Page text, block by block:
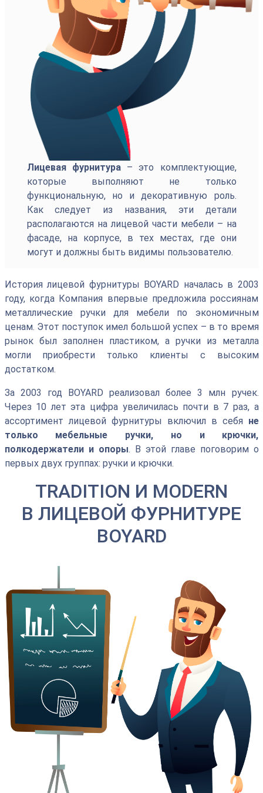
Лицевая фурнитура– это комплектующие,
которые выполняют не только
функциональную, но и декоративную роль.
Как следует из названия, эти детали
располагаются на лицевой части мебели – на
фасаде, на корпусе, в тех местах, где они
могут и должны быть видимы пользователю.
История лицевой фурнитуры BOYARD началась в 2003
году, когда Компания впервые предложила россиянам
металлические ручки для мебели по экономичным
ценам. Этот поступок имел большой успех – в то время
рынок был заполнен пластиком, а ручки из металла
могли приобрести только клиенты с высоким
достатком.
За 2003 год BOYARD реализовал более 3 млн ручек.
Через 10 лет эта цифра увеличилась почти в 7 раз, а
ассортимент лицевой фурнитуры включил в себя не
только мебельные ручки, но и крючки,
полкодержатели и опоры. В этой главе поговорим о
первых двух группах: ручки и крючки.
TRADITION И MODERN
В ЛИЦЕВОЙ ФУРНИТУРЕ
BOYARD